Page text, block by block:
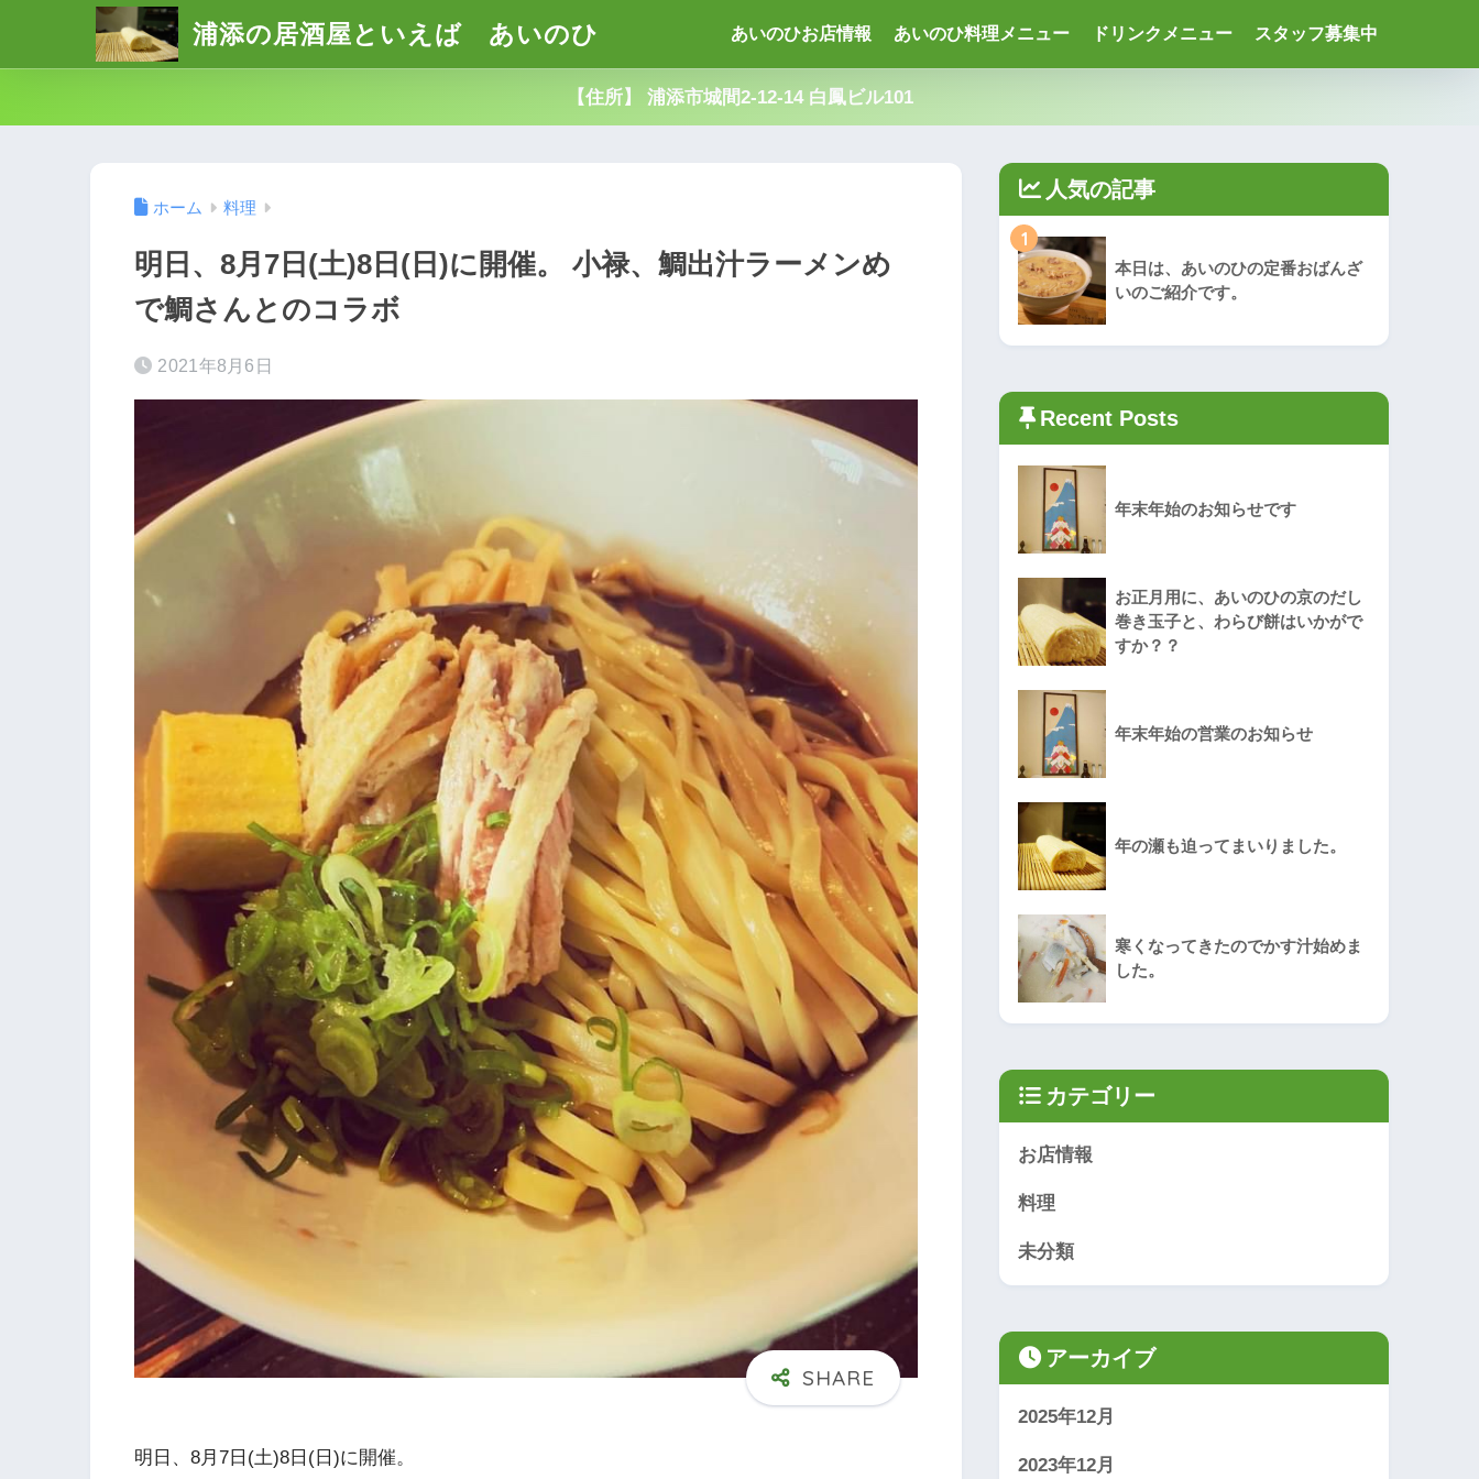
浦添の居酒屋といえば あいのひ あいのひお店情報 あいのひ料理メニュー ドリンクメニュー スタッフ募集中
【住所】 浦添市城間2-12-14 白鳳ビル101
ホーム 料理
明日、8月7日(土)8日(日)に開催。 小禄、鯛出汁ラーメンめ
で鯛さんとのコラボ
2021年8月6日
明日、8月7日(土)8日(日)に開催。
人気の記事
1
本日は、あいのひの定番おばんざ
いのご紹介です。
Recent Posts
年末年始のお知らせです
お正月用に、あいのひの京のだし
巻き玉子と、わらび餅はいかがで
すか？？
年末年始の営業のお知らせ
年の瀬も迫ってまいりました。
寒くなってきたのでかす汁始めま
した。
カテゴリー
お店情報
料理
未分類
アーカイブ
2025年12月
2023年12月